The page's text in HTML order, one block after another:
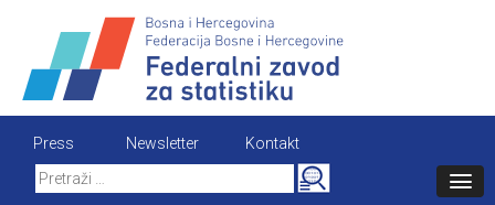
content
Press Newsletter
Kontakt
Search
for: